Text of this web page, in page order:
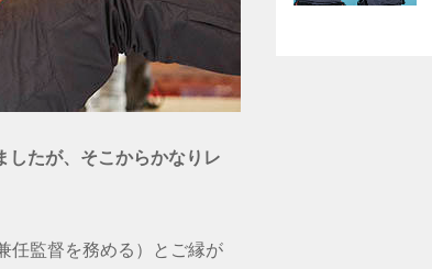
たが、そこからかなりレ
任監督を務める）とご縁が